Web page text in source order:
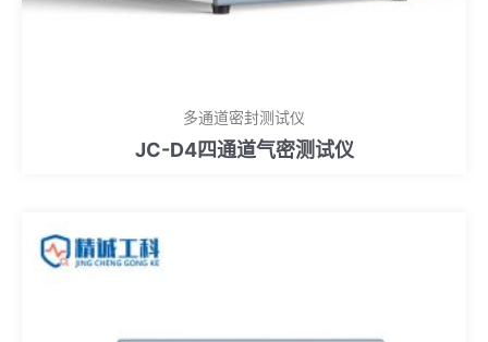
多通道密封测试仪
JC-D4四通道气密测试仪